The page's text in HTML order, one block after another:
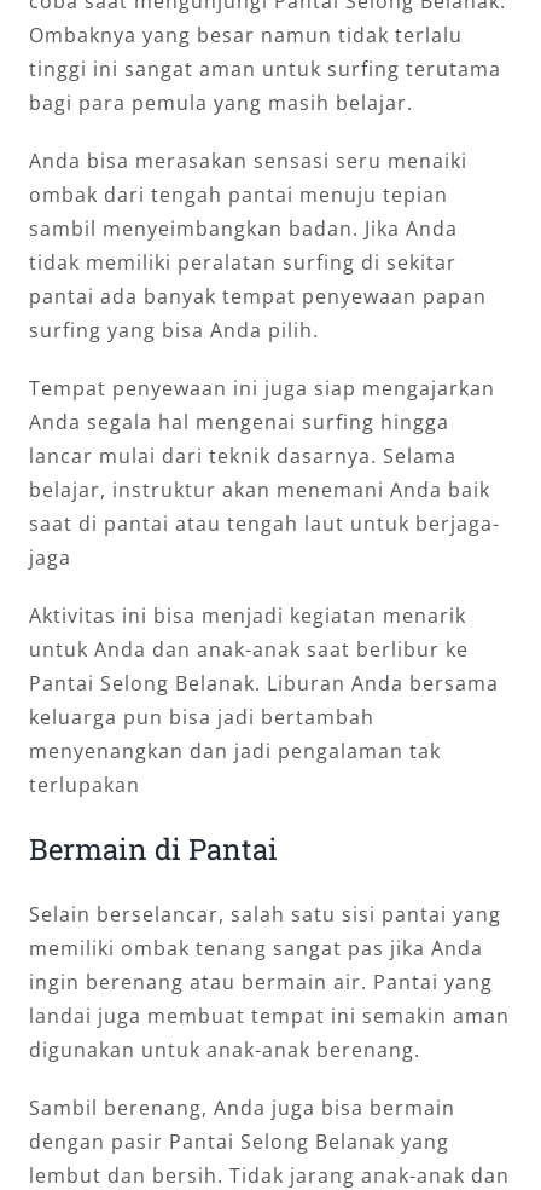
Ombaknya yang besar namun tidak terlalu
tinggi ini sangat aman untuk surfing terutama
bagi para pemula yang masih belajar.
Anda bisa merasakan sensasi seru menaiki
ombak dari tengah pantai menuju tepian
sambil menyeimbangkan badan. Jika Anda
tidak memiliki peralatan surfing di sekitar
pantai ada banyak tempat penyewaan papan
surfing yang bisa Anda pilih.
Tempat penyewaan ini juga siap mengajarkan
Anda segala hal mengenai surfing hingga
lancar mulai dari teknik dasarnya. Selama
belajar, instruktur akan menemani Anda baik
saat di pantai atau tengah laut untuk berjaga-
jaga
Aktivitas ini bisa menjadi kegiatan menarik
untuk Anda dan anak-anak saat berlibur ke
Pantai Selong Belanak. Liburan Anda bersama
keluarga pun bisa jadi bertambah
menyenangkan dan jadi pengalaman tak
terlupakan
Bermain di Pantai
Selain berselancar, salah satu sisi pantai yang
memiliki ombak tenang sangat pas jika Anda
ingin berenang atau bermain air. Pantai yang
landai juga membuat tempat ini semakin aman
digunakan untuk anak-anak berenang.
Sambil berenang, Anda juga bisa bermain
dengan pasir Pantai Selong Belanak yang
lembut dan bersih. Tidak jarang anak-anak dan